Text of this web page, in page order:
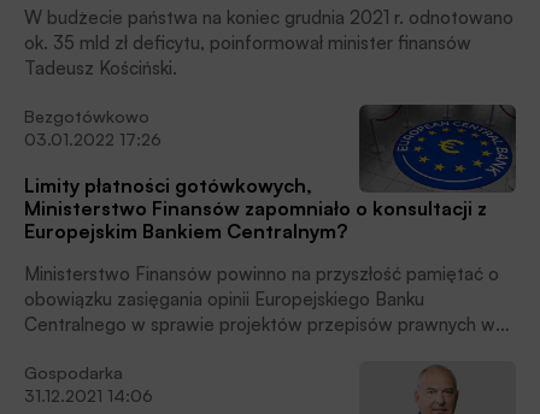
W budżecie państwa na koniec grudnia 2021 r. odnotowano
ok. 35 mld zł deficytu, poinformował minister finansów
Tadeusz Kościński.
Bezgotówkowo
03.01.2022 17:26
Limity płatności gotówkowych,
Ministerstwo Finansów zapomniało o konsultacji z
Europejskim Bankiem Centralnym?
Ministerstwo Finansów powinno na przyszłość pamiętać o
obowiązku zasięgania opinii Europejskiego Banku
Centralnego w sprawie projektów przepisów prawnych w
członek zarządu EBC Frank Elderson w liście do ministra
finansów T. Kościńskiego.
Gospodarka
31.12.2021 14:06